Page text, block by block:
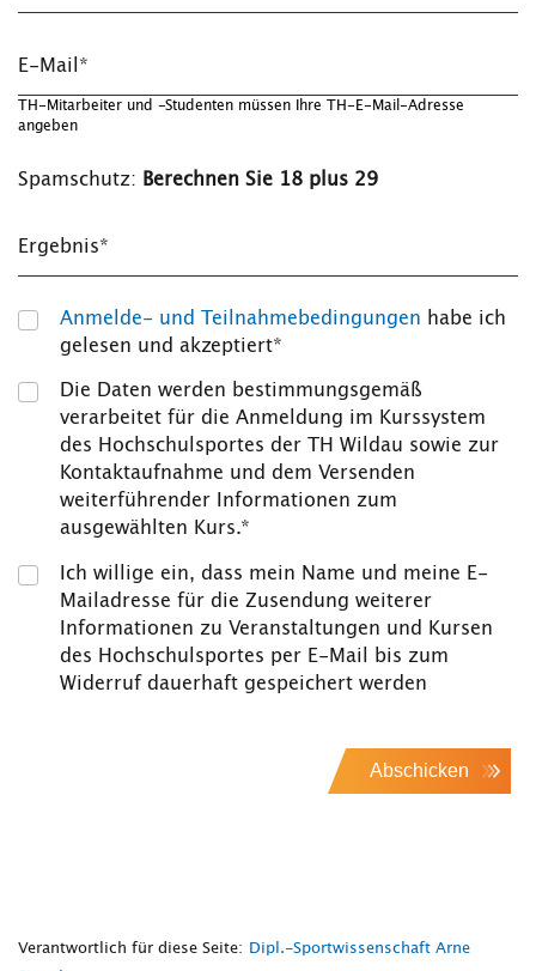
E-Mail*
TH-Mitarbeiter und -Studenten müssen Ihre TH-E-Mail-Adresse
angeben
Spamschutz: Berechnen Sie 18 plus 29
Ergebnis*
Anmelde- und Teilnahmebedingungen habe ich
gelesen und akzeptiert*
Die Daten werden bestimmungsgemäß
verarbeitet für die Anmeldung im Kurssystem
des Hochschulsportes der TH Wildau sowie zur
Kontaktaufnahme und dem Versenden
weiterführender Informationen zum
ausgewählten Kurs.*
Ich willige ein, dass mein Name und meine E-
Mailadresse für die Zusendung weiterer
Informationen zu Veranstaltungen und Kursen
des Hochschulsportes per E-Mail bis zum
Widerruf dauerhaft gespeichert werden
Abschicken
Verantwortlich für diese Seite:
Dipl.-Sportwissenschaft Arne